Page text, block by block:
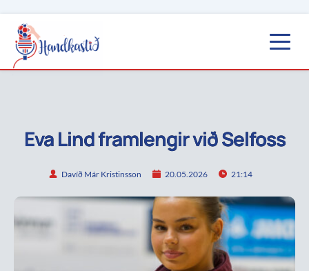
Eva Lind framlengir við Selfoss
Davíð Már Kristinsson 20.05.2026 21:14